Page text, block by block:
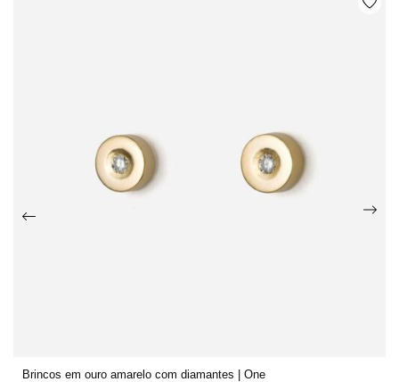
Brincos em ouro amarelo com diamantes | One